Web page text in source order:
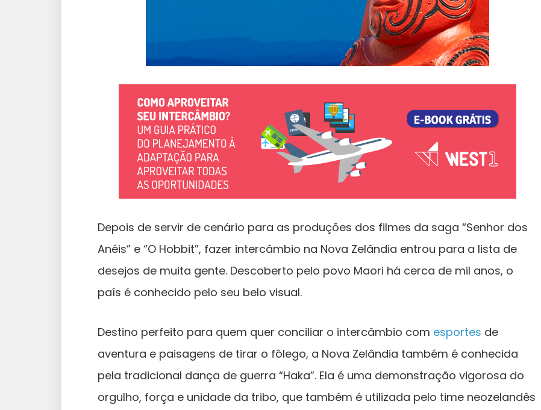
Depois de servir de cenário para as produções dos filmes da saga “Senhor dos
Anéis” e “O Hobbit”, fazer intercâmbio na Nova Zelândia entrou para a lista de
desejos de muita gente. Descoberto pelo povo Maori há cerca de mil anos, o
país é conhecido pelo seu belo visual.
Destino perfeito para quem quer conciliar o intercâmbio com esportes de
aventura e paisagens de tirar o fôlego, a Nova Zelândia também é conhecida
pela tradicional dança de guerra “Haka”. Ela é uma demonstração vigorosa do
orgulho, força e unidade da tribo, que também é utilizada pelo time neozelandês